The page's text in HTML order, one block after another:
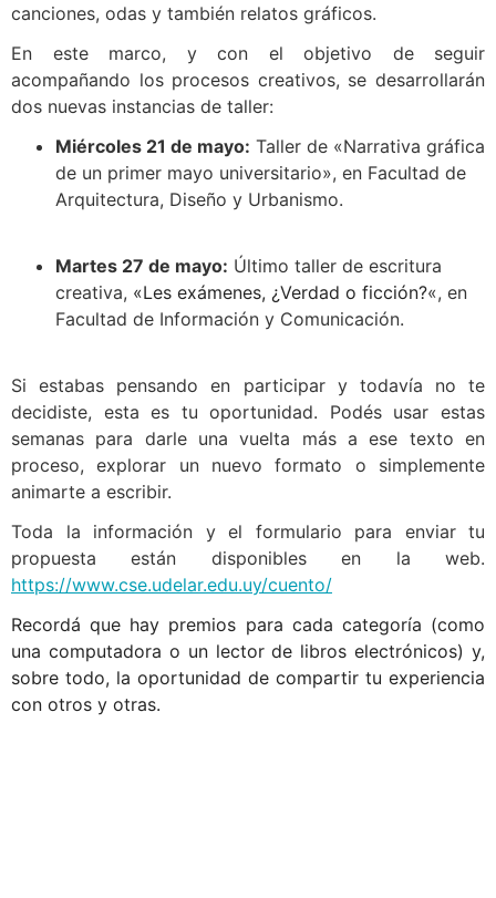
canciones, odas y también relatos gráficos.
En este marco, y con el objetivo de seguir
acompañando los procesos creativos, se desarrollarán
dos nuevas instancias de taller:
Miércoles 21 de mayo: Taller de «Narrativa gráfica
de un primer mayo universitario», en Facultad de
Arquitectura, Diseño y Urbanismo.
Martes 27 de mayo: Último taller de escritura
creativa, «Les exámenes, ¿Verdad o ficción?«, en
Facultad de Información y Comunicación.
Si estabas pensando en participar y todavía no te
decidiste, esta es tu oportunidad. Podés usar estas
semanas para darle una vuelta más a ese texto en
proceso, explorar un nuevo formato o simplemente
animarte a escribir.
Toda la información y el formulario para enviar tu
propuesta están disponibles en la web.
https://www.cse.udelar.edu.uy/cuento/
Recordá que hay premios para cada categoría (como
una computadora o un lector de libros electrónicos) y,
sobre todo, la oportunidad de compartir tu experiencia
con otros y otras.